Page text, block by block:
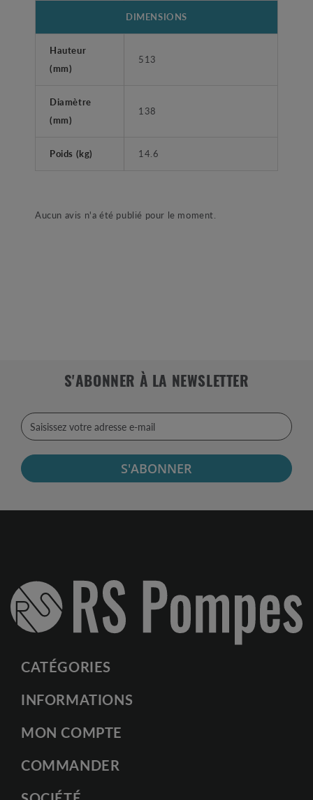
DIMENSIONS
Hauteur
(mm)
513
Diamètre
(mm)
138
Poids (kg) 14.6
Aucun avis n'a été publié pour le moment.
S'ABONNER À LA NEWSLETTER
S'ABONNER
CATÉGORIES
INFORMATIONS
MON COMPTE
COMMANDER